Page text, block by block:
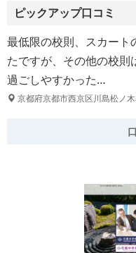
ピックアップ口コミ
最低限の校則、スカート
たですが、その他の校則
過ごしやすかった…
京都府京都市西京区川島松ノ